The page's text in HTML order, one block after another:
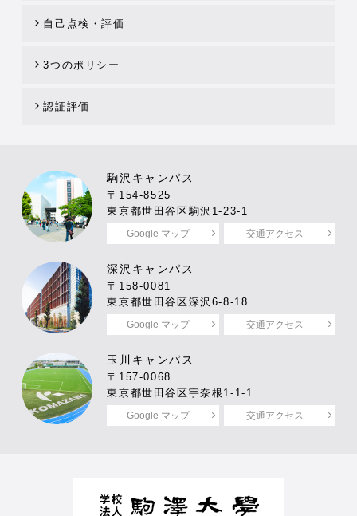
自己点検・評価
3つのポリシー
認証評価
駒沢キャンパス
〒154-8525
東京都世田谷区駒沢1-23-1
Google マップ 交通アクセス
深沢キャンパス
〒158-0081
東京都世田谷区深沢6-8-18
Google マップ 交通アクセス
玉川キャンパス
〒157-0068
東京都世田谷区宇奈根1-1-1
Google マップ 交通アクセス